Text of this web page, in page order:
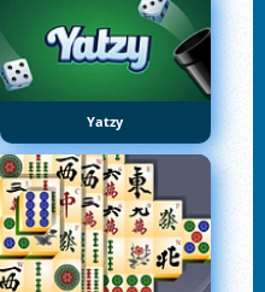
Yatzy